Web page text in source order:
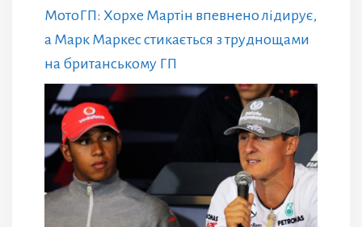
МотоГП: Хорхе Мартін впевнено лідирує,
а Марк Маркес стикається з труднощами
на британському ГП